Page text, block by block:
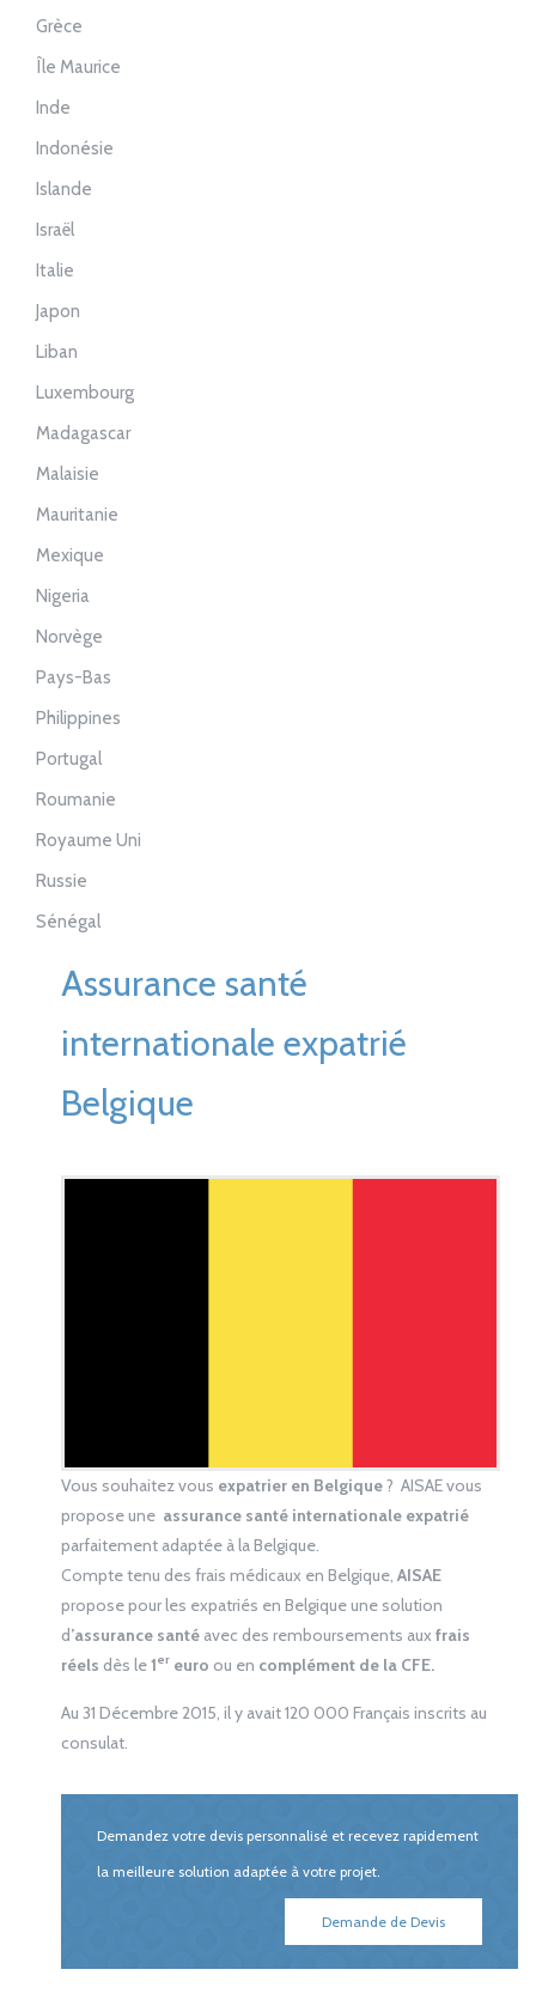
Grèce
Île Maurice
Inde
Indonésie
Islande
Israël
Italie
Japon
Liban
Luxembourg
Madagascar
Malaisie
Mauritanie
Mexique
Nigeria
Norvège
Pays-Bas
Philippines
Portugal
Roumanie
Royaume Uni
Russie
Sénégal
Assurance santé
internationale expatrié
Belgique
Vous souhaitez vous expatrier en Belgique? AISAE vous
propose une assurance santé internationale expatrié
parfaitement adaptée à la Belgique.
Compte tenu des frais médicaux en Belgique, AISAE
propose pour les expatriés en Belgique une solution
d’assurance santéavec des remboursements aux frais
réels dès le1ereuro ou en complément de la CFE.
Au 31 Décembre 2015, il y avait 120 000 Français inscrits au
consulat.
Demandez votre devis personnalisé et recevez rapidement
la meilleure solution adaptée à votre projet.
Demande de Devis